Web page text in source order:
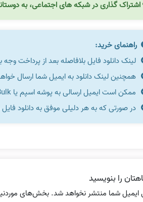
اشتراک گذاری در شبکه های اجتماعی، به
راهنمای خرید:
لینک دانلود فایل بلافاصله بعد از پرداخت
همچنین لینک دانلود به ایمیل شما ارسال
ممکن است ایمیل ارسالی به پوشه اسپم یا Bulk ایمیل شما ارسال شده باشد.
در صورتی که به هر دلیلی موفق به دانلود
را بنویسید
ایمیل شما منتشر نخواهد شد. بخش‌های